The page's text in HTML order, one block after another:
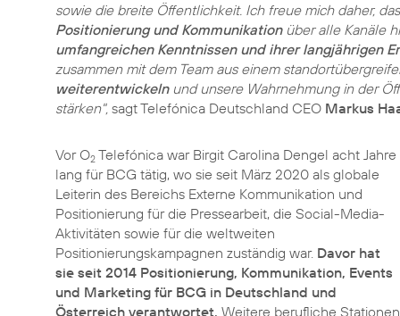
sowie die breite Öffentlichkeit. Ich freue mich daher,
Positionierung und Kommunikationüber alle Kanäle
umfangreichen Kenntnissen und ihrer langjährigen
zusammen mit dem Team aus einem
weiterentwickelnund unsere Wahrnehmung in der
stärken", sagt Telefónica Deutschland CEO Markus
Vor O2 Telefónica war Birgit Carolina Dengel acht Jahre
lang für BCG tätig, wo sie seit März 2020 als globale
Leiterin des Bereichs Externe Kommunikation und
Positionierung für die Pressearbeit, die Social-Media-
Aktivitäten sowie für die weltweiten
Positionierungskampagnen zuständig war. Davor hat
sie seit 2014 Positionierung, Kommunikation, Events
und Marketing für BCG in Deutschland und
Österreich verantwortet. Weitere berufliche Stationen